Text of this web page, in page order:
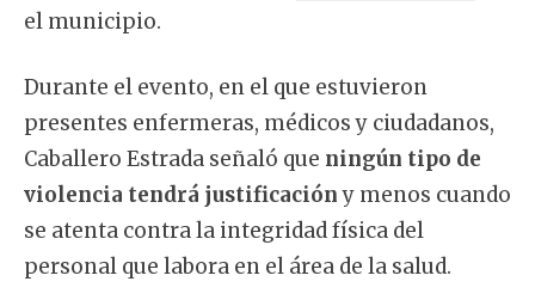
el municipio.
Durante el evento, en el que estuvieron
presentes enfermeras, médicos y ciudadanos,
Caballero Estrada señaló que ningún tipo de
violencia tendrá justificacióny menos cuando
se atenta contra la integridad física del
personal que labora en el área de la salud.